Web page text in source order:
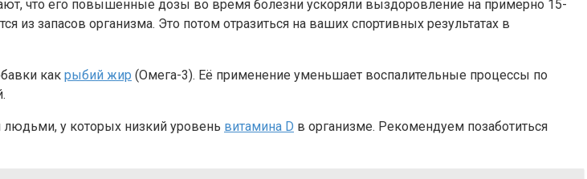
что его повышенные дозы во время болезни ускоряли выздоровление на примерно 15-
из запасов организма. Это потом отразиться на ваших спортивных результатах в
как рыбий жир (Омега-3). Её применение уменьшает воспалительные процессы по
людьми, у которых низкий уровень витамина D в организме. Рекомендуем позаботиться